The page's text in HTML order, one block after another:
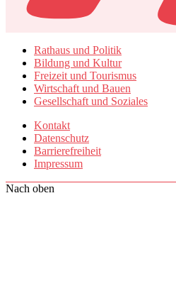
Rathaus und Politik
Bildung und Kultur
Freizeit und Tourismus
Wirtschaft und Bauen
Gesellschaft und Soziales
Kontakt
Datenschutz
Barrierefreiheit
Impressum
Nach oben